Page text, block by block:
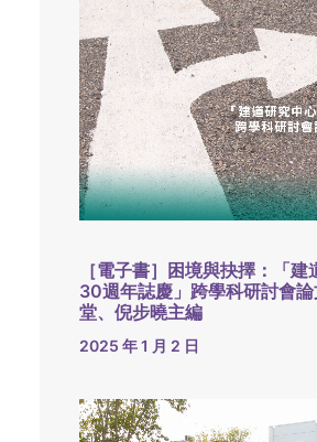
［電子書］困境與抉擇：「建
30週年誌慶」跨學科研討會
堂、倪步曉主編
2025 年 1 月 2 日